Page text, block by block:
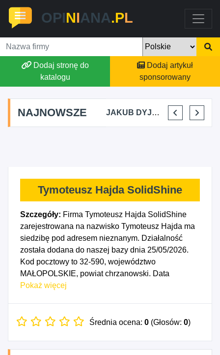
OPINIANA.PL
Dodaj stronę do
katalogu
Dodaj artykuł
sponsorowany
NAJNOWSZE
MARTYNA KUPIDURA KIKI MARTA BRACHA JAKUB DYJAKIEWICZ POLISH LODA ELENA MAKARCHIK
Tymoteusz Hajda SolidShine
Szczegóły: Firma Tymoteusz Hajda SolidShine
zarejestrowana na nazwisko Tymoteusz Hajda ma
siedzibę pod adresem nieznanym. Działalność
została dodana do naszej bazy dnia 25/05/2026.
Kod pocztowy to 32-590, województwo
MAŁOPOLSKIE, powiat chrzanowski. Data
rozpoczęcia działalności gospodarczej przypada
porządku w budynkach, 8121Z - Niespecjalistyczne
Pokaż więcej
Średnia ocena: 0 (Głosów: 0)